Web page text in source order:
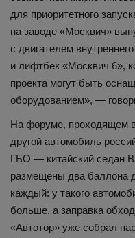
для приоритетного
на заводе «Москвич»
с двигателем
и лифтбек «Москвич 6»,
проекта могут быть
оборудованием», —
На форуме, проходящем
другой автомобиль
ГБО — китайский седан
размещены два баллона
каждый: у такого
больше, а заправка
«Автотор» уже собрал